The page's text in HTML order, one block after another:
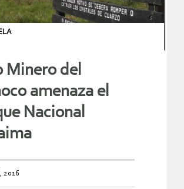
Minero del
amenaza el
Nacional
2016